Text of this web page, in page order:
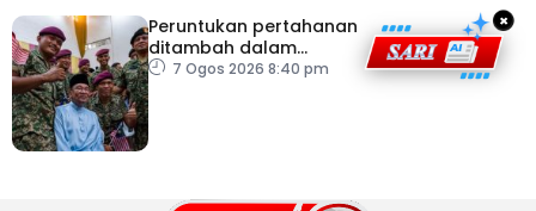
Peruntukan pertahanan
ditambah dalam
Belanjawan 2027
7 Ogos 2026 8:40 pm
×